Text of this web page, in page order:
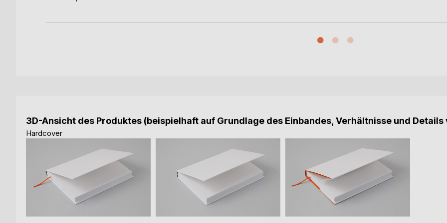
3D-Ansicht des Produktes (beispielhaft auf Grundlage des Einbandes, Verhältnisse und
Hardcover